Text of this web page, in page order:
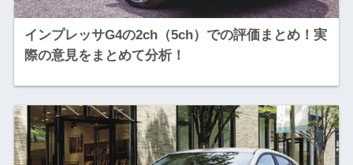
インプレッサG4の2ch（5ch）での評価まとめ！実
際の意見をまとめて分析！